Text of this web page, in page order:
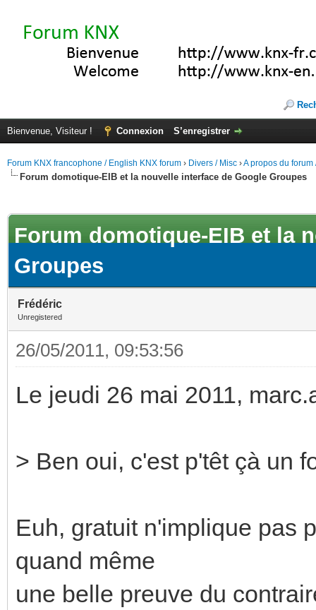
Bienvenue, Visiteur ! Connexion S’enregistrer
Forum KNX francophone / English KNX forum › Divers / Misc ›A propos du forum
Forum domotique-EIB et la nouvelle interface de Google Groupes
Forum domotique-EIB et la
Groupes
Frédéric
Unregistered
26/05/2011, 09:53:56
Le jeudi 26 mai 2011,
> Ben oui, c'est p'têt çà un
Euh, gratuit n'implique pas
quand même
une belle preuve du